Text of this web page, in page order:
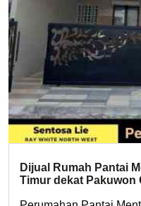
Dijual Rumah Pantai
Timur dekat Pakuwon